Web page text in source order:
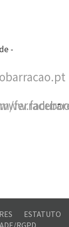
-
-
ESTATUTO
RGPD